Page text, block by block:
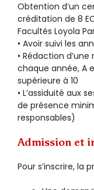
Obtention d’un
créditation de 8
Facultés Loyola
• Avoir suivi les
• Rédaction
chaque année, A
supérieure à 10
• L’assiduité aux
de présence
responsables)
Admission et
Pour s’inscrire, la